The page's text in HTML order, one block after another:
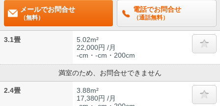
メールでお問合せ
（無料）
電話でお問合せ
（通話無料）
3.1畳
5.02m²
22,000円 /月
-cm・-cm・200cm
満室のため、お問合せできません
2.4畳
3.88m²
17,380円 /月